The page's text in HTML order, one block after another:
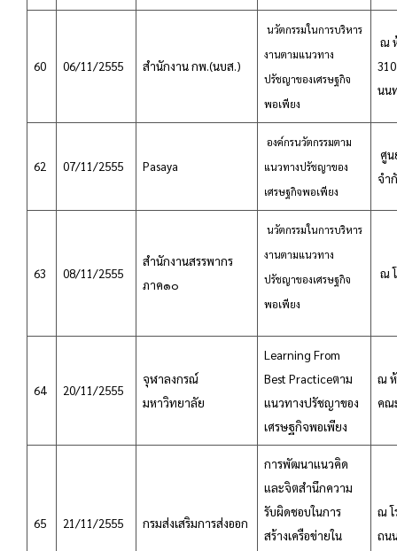
60 06/11/2555 สำนักงาน กพ.(นบส.)
นวัตกรรมในการบริหาร
งานตามแนวทาง
ปรัชญาของเศรษฐกิจ
พอเพียง
ณ
นน
62 07/11/2555 Pasaya
องค์กรนวัตกรรมตาม
แนวทางปรัชญาของ
เศรษฐกิจพอเพียง
ศูน
จำ
63 08/11/2555
สำนักงานสรรพากร
ภาค๑๐
นวัตกรรมในการบริหาร
งานตามแนวทาง
ปรัชญาของเศรษฐกิจ
พอเพียง
ณ
64 20/11/2555
จุฬาลงกรณ์
มหาวิทยาลัย
Learning From
Best Practiceตาม
แนวทางปรัชญาของ
เศรษฐกิจพอเพียง
ณ ห้
คณ
65 21/11/2555 กรมส่งเสริมการส่งออก
การพัฒนาแนวคิด
และจิตสำนึกความ
รับผิดชอบในการ
สร้างเครือข่ายใน
ณ โ
ถน